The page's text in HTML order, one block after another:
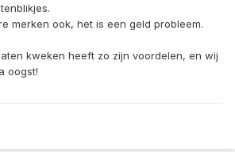
merken ook, het is een geld probleem.
kweken heeft zo zijn voordelen, en wij
oogst!